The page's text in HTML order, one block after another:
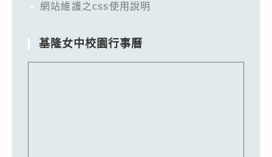
網站維護之css使用說明
基隆女中校園行事曆